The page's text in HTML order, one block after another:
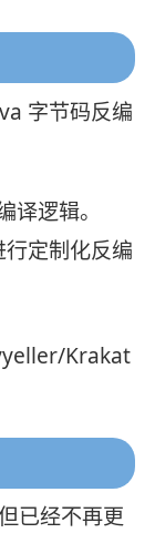
字节码反编
逻辑。
定制化反编
Krakat
已经不再更